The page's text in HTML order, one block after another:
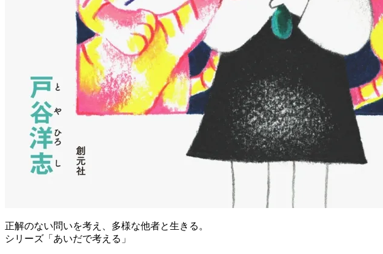
正解のない問いを考え、多様な他者と生きる。
シリーズ「あいだで考える」